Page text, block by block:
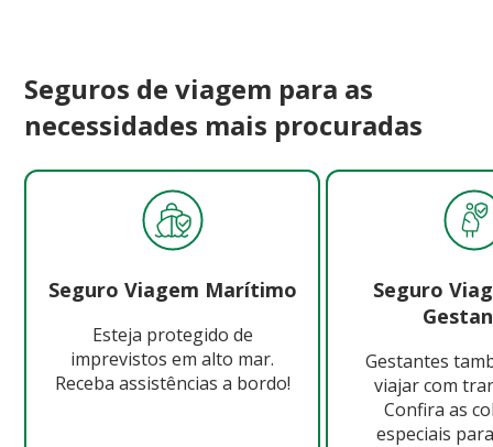
Seguros de viagem para as
necessidades mais procuradas
Seguro Viagem Marítimo
Esteja protegido de
imprevistos em alto mar.
Receba assistências a bordo!
Seguro
Gestantes
viajar com
Confira as
especiais